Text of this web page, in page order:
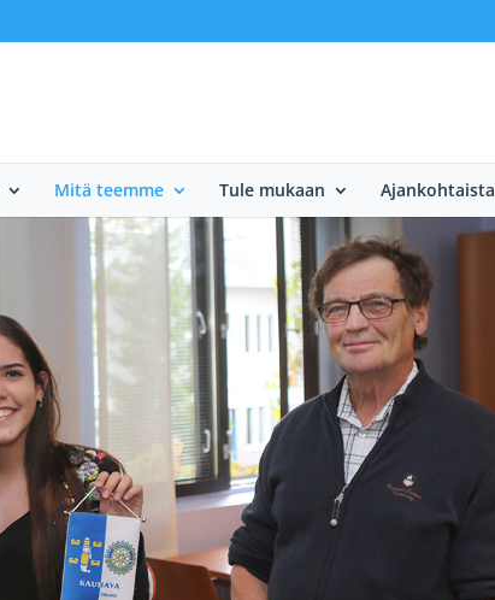
Mitä teemme Tule mukaan Ajankohtaista